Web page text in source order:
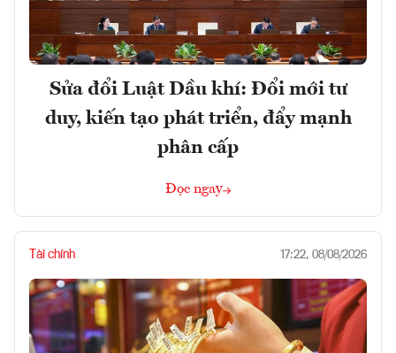
Sửa đổi Luật Dầu khí: Đổi mới tư
duy, kiến tạo phát triển, đẩy mạnh
phân cấp
Đọc ngay
Tài chính 17:22, 08/08/2026